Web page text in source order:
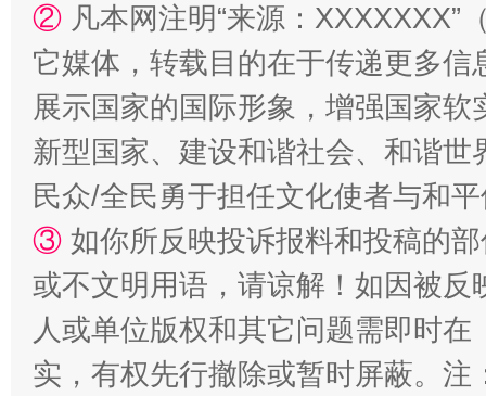
扯下公款旅游的“隐身衣” 如何以
“蜀中异人”王建安的艺术幻境
② 凡本网注明“来源：
它媒体，转载目的在于传递更多
展示国家的国际形象，增强国家
新型国家、建设和谐社会、和谐
民众/全民勇于担任文化使者与和
③ 如你所反映投诉报料和投稿的
或不文明用语，请谅解！如因被
人或单位版权和其它问题需即时在
实，有权先行撤除或暂时屏蔽。